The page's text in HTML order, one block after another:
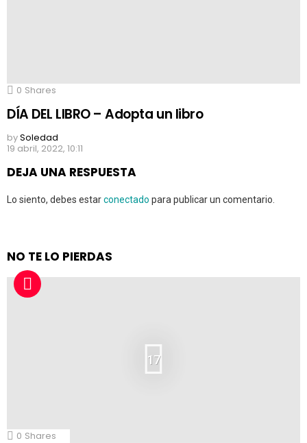
0 Shares
DÍA DEL LIBRO – Adopta un libro
bySoledad
19 abril, 2022, 10:11
DEJA UNA RESPUESTA
Lo siento, debes estarconectado para publicar un comentario.
NO TE LO PIERDAS
17
0 Shares